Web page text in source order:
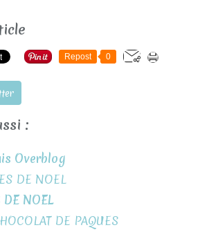
Repost 0
:
Overblog
DE NOEL